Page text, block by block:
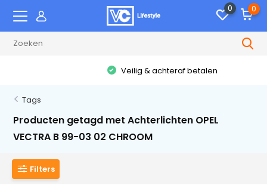
0 0
Veilig & achteraf betalen
Tags
Producten getagd met Achterlichten OPEL
VECTRA B 99-03 02 CHROOM
Filters